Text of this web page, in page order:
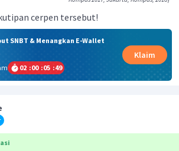
cerpen tersebut!
SNBT & Menangkan E-Wallet
02 :00 :05 :49
Klaim